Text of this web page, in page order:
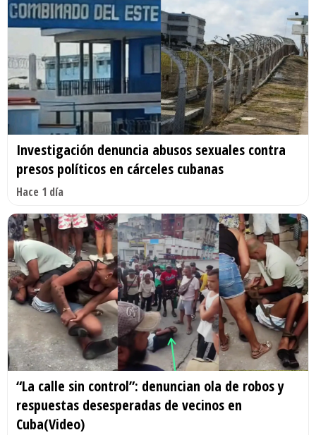
Investigación denuncia abusos sexuales contra
presos políticos en cárceles cubanas
Hace 1 día
“La calle sin control”: denuncian ola de robos y
respuestas desesperadas de vecinos en
Cuba(Video)